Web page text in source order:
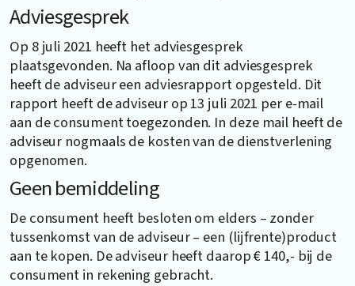
Adviesgesprek
Op 8 juli 2021 heeft het adviesgesprek
plaatsgevonden. Na afloop van dit adviesgesprek
heeft de adviseur een adviesrapport opgesteld. Dit
rapport heeft de adviseur op 13 juli 2021 per e-mail
aan de consument toegezonden. In deze mail heeft de
adviseur nogmaals de kosten van de dienstverlening
opgenomen.
Geen bemiddeling
De consument heeft besloten om elders – zonder
tussenkomst van de adviseur – een (lijfrente)product
aan te kopen. De adviseur heeft daarop € 140,- bij de
consument in rekening gebracht.